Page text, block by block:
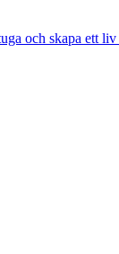
och skapa ett